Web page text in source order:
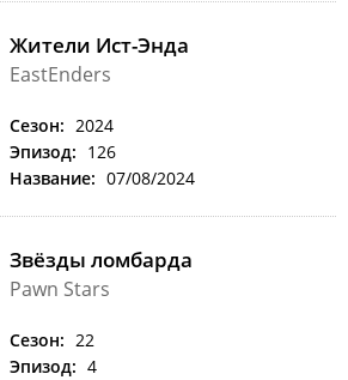
Жители Ист-Энда
EastEnders
Сезон: 2024
Эпизод: 126
Название: 07/08/2024
Звёзды ломбарда
Pawn Stars
Сезон: 22
Эпизод: 4